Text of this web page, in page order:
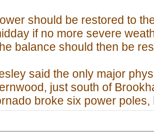
should be restored to
if no more severe
balance should then be
said the only major
just south of
broke six power poles,